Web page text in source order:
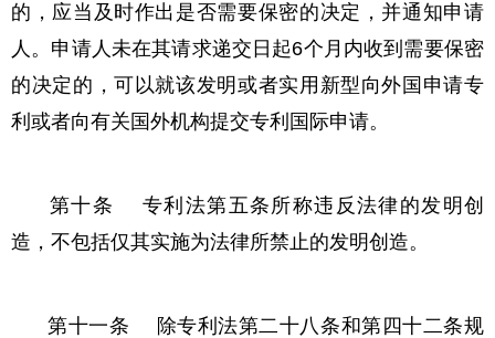
的，应当及时作出是否需要保密的决定，并通知申请
人。申请人未在其请求递交日起6个月内收到需要保密
的决定的，可以就该发明或者实用新型向外国申请专
利或者向有关国外机构提交专利国际申请。
第十条 专利法第五条所称违反法律的发明创
造，不包括仅其实施为法律所禁止的发明创造。
第十一条 除专利法第二十八条和第四十二条规